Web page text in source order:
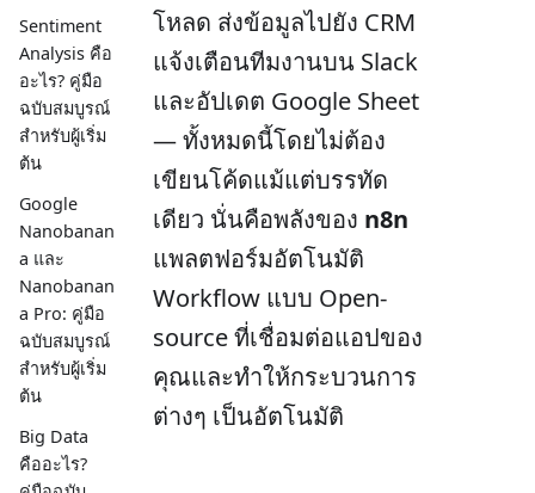
Sentiment
Analysis คือ
อะไร? คู่มือ
ฉบับสมบูรณ์
สำหรับผู้เริ่ม
ต้น
Google
Nanobanan
a และ
Nanobanan
a Pro: คู่มือ
ฉบับสมบูรณ์
สำหรับผู้เริ่ม
ต้น
Big Data
คืออะไร?
โหลด ส่งข้อมูลไปยัง CRM
แจ้งเตือนทีมงานบน Slack
และอัปเดต Google Sheet
— ทั้งหมดนี้โดยไม่ต้อง
เขียนโค้ดแม้แต่บรรทัด
เดียว นั่นคือพลังของ n8n
แพลตฟอร์มอัตโนมัติ
Workflow แบบ Open-
source ที่เชื่อมต่อแอปของ
คุณและทำให้กระบวนการ
ต่างๆ เป็นอัตโนมัติ